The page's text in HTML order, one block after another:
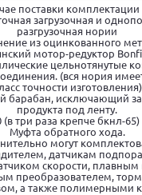
поставки
загрузочная и
разгрузочная нории
из оцинкованного
мотор-редуктор
цельнотянутые
(вся нория
точности изготовления)
барабан, исключающий
продукта под ленту.
(в три раза крепче бкнл-65)
Муфта обратного хода.
могут
датчикам
скорости, плавным
преобразователем,
а также полимерными